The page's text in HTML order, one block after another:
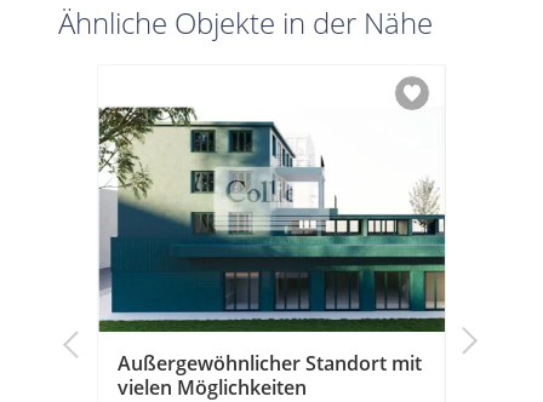
Ähnliche Objekte in der Nähe
Außergewöhnlicher Standort mit
vielen Möglichkeiten